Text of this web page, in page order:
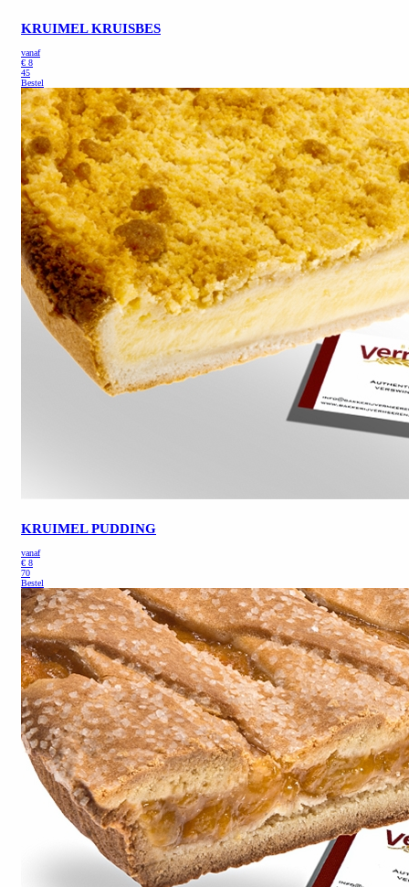
KRUIMEL KRUISBES
vanaf
€ 8
45
Bestel
KRUIMEL PUDDING
vanaf
€ 8
70
Bestel